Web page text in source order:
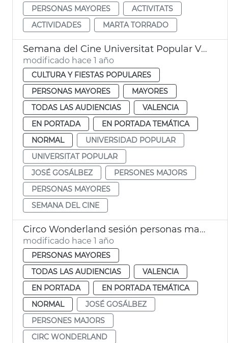
PERSONAS MAYORES
ACTIVITATS
ACTIVIDADES
MARTA TORRADO
Semana del Cine Universitat Popular València
modificado hace 1 año
CULTURA Y FIESTAS POPULARES
PERSONAS MAYORES
MAYORES
TODAS LAS AUDIENCIAS
VALENCIA
EN PORTADA
EN PORTADA TEMÁTICA
NORMAL
UNIVERSIDAD POPULAR
UNIVERSITAT POPULAR
JOSÉ GOSÁLBEZ
PERSONES MAJORS
PERSONAS MAYORES
SEMANA DEL CINE
Circo Wonderland sesión personas mayores València
modificado hace 1 año
PERSONAS MAYORES
TODAS LAS AUDIENCIAS
VALENCIA
EN PORTADA
EN PORTADA TEMÁTICA
NORMAL
JOSÉ GOSÁLBEZ
PERSONES MAJORS
CIRC WONDERLAND